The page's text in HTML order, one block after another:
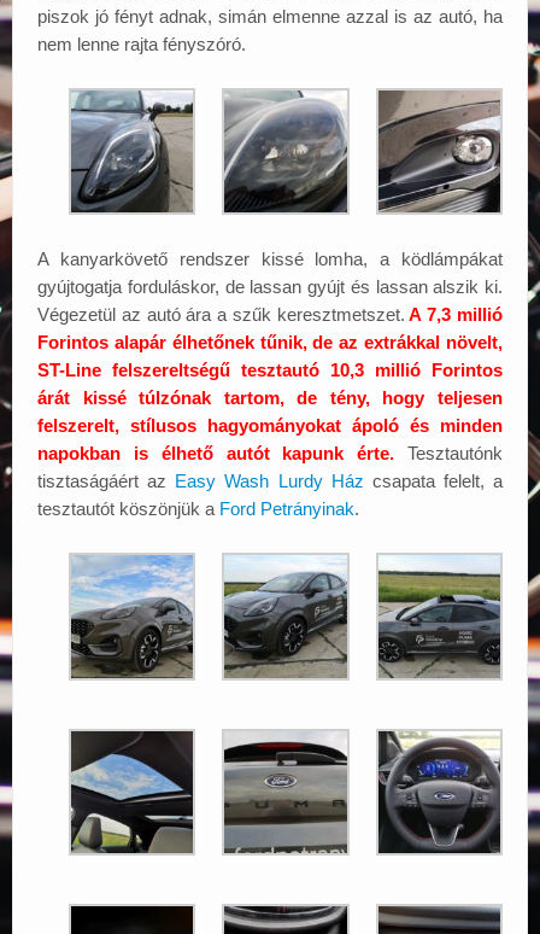
piszok jó fényt adnak, simán elmenne azzal is az autó, ha
nem lenne rajta fényszóró.
A kanyarkövető rendszer kissé lomha, a ködlámpákat
gyújtogatja forduláskor, de lassan gyújt és lassan alszik ki.
Végezetül az autó ára a szűk keresztmetszet. A 7,3 millió
Forintos alapár élhetőnek tűnik, de az extrákkal növelt,
ST-Line felszereltségű tesztautó 10,3 millió Forintos
árát kissé túlzónak tartom, de tény, hogy teljesen
felszerelt, stílusos hagyományokat ápoló és minden
napokban is élhető autót kapunk érte. Tesztautónk
tisztaságáért az Easy Wash Lurdy Ház csapata felelt, a
tesztautót köszönjük a Ford Petrányinak.